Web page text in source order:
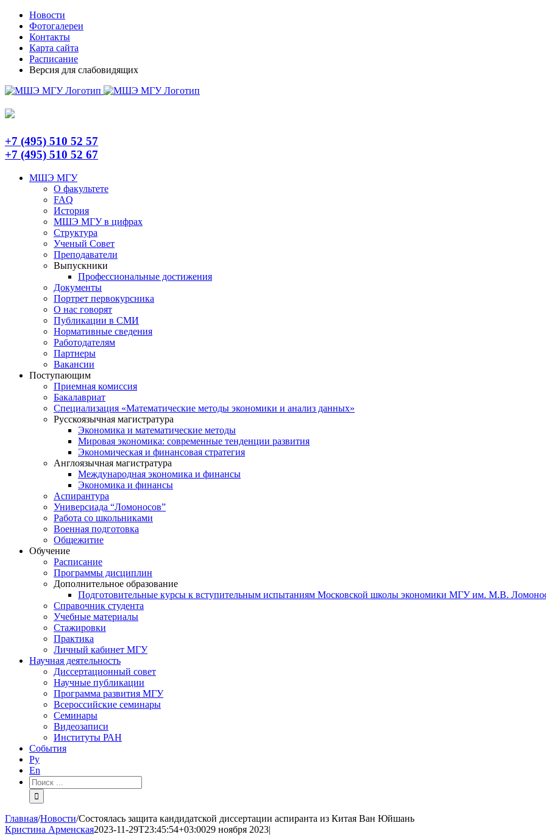
Skip
content
TelegramНовости
Фотогалереи
Контакты
Карта сайта
Расписание
Версия для слабовидящих
+7 (495) 510 52 57
+7 (495) 510 52 67
МШЭ МГУ
О факультете
FAQ
История
МШЭ МГУ в цифрах
Структура
Ученый Совет
Преподаватели
Выпускники
Профессиональные достижения
Документы
Портрет первокурсника
О нас говорят
Публикации в СМИ
Нормативные сведения
Работодателям
Партнеры
Вакансии
Поступающим
Приемная комиссия
Бакалавриат
Специализация «Математические методы экономики и анализ данных»
Русскоязычная магистратура
Экономика и математические методы
Мировая экономика: современные тенденции развития
Экономическая и финансовая стратегия
Англоязычная магистратура
Международная экономика и финансы
Экономика и финансы
Аспирантура
Универсиада “Ломоносов”
Работа со школьниками
Военная подготовка
Общежитие
Обучение
Расписание
Программы дисциплин
Дополнительное образование
Подготовительные курсы к вступительным испытаниям Московской школы экономики МГУ им. М.В.
Справочник студента
Учебные материалы
Стажировки
Практика
Личный кабинет МГУ
Научная деятельность
Диссертационный совет
Научные публикации
Программа развития МГУ
Всероссийские семинары
Семинары
Видеозаписи
Институты РАН
События
Ру
En
Результат
поиска:
Главная/Новости/Состоялась защита кандидатской диссертации аспиранта из Китая Ван Юйшань
Кристина Арменская2023-11-29T23:45:54+03:0029 ноября 2023|